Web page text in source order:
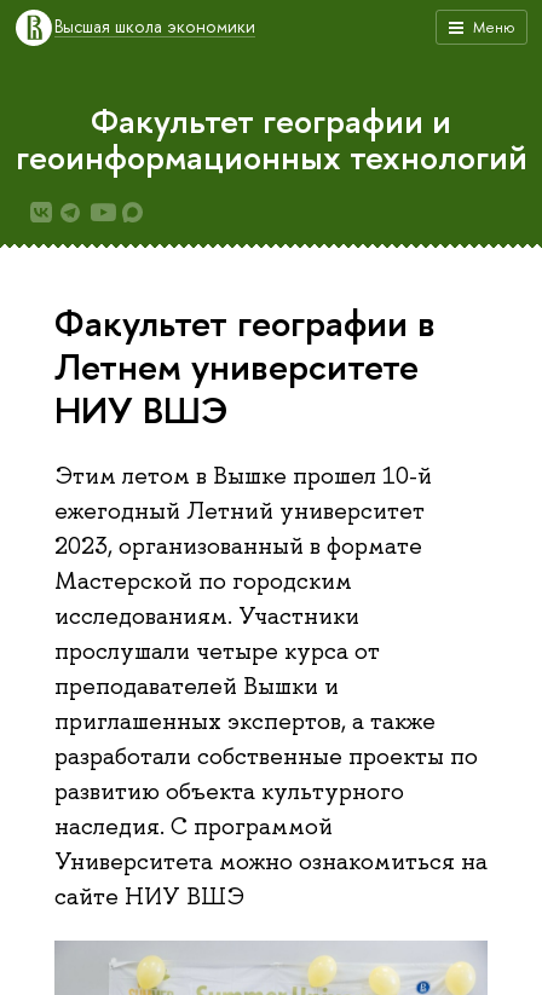
Меню
Высшая школа экономики
Факультет географии и
геоинформационных технологий
Факультет географии в
Летнем университете
НИУ ВШЭ
Этим летом в Вышке прошел 10-й
ежегодный Летний университет
2023, организованный в формате
Мастерской по городским
исследованиям. Участники
прослушали четыре курса от
преподавателей Вышки и
приглашенных экспертов, а также
разработали собственные проекты по
развитию объекта культурного
наследия. С программой
Университета можно ознакомиться на
сайте НИУ ВШЭ